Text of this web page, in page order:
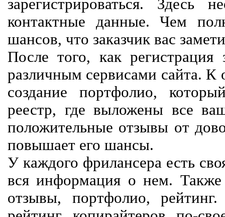
зарегистрироваться. Здесь
контактные данные. Чем
шансов, что заказчик вас
После того, как регистрация
различным сервисами сайта. К
создание портфолио,
реестр, где выложены все
положительные отзывы от
повышает его шансы.
У каждого фрилансера есть
вся информация о нем. Также
отзывы, портфолио,